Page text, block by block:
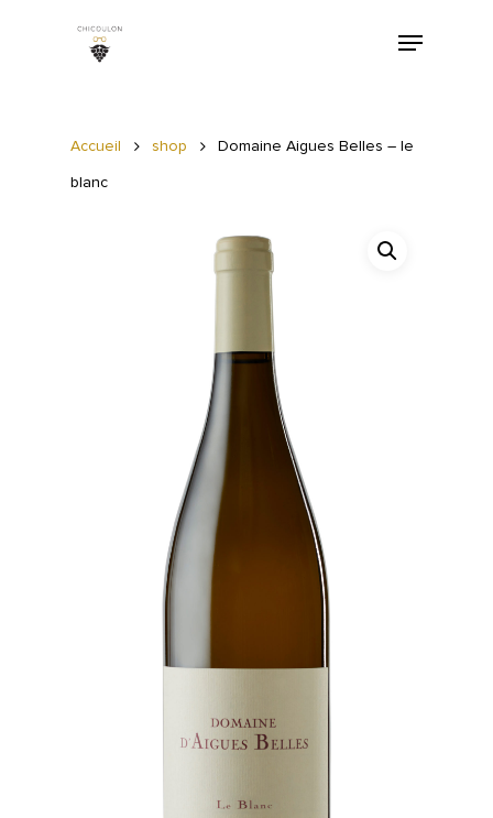
Accueil shop Domaine Aigues Belles – le
blanc